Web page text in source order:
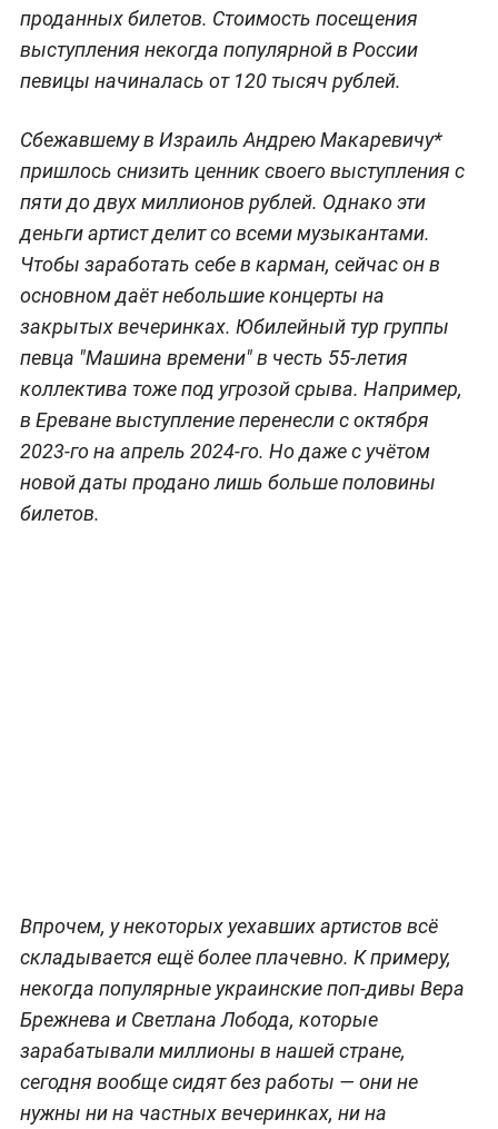
проданных билетов. Стоимость посещения
выступления некогда популярной в России
певицы начиналась от 120 тысяч рублей.
Сбежавшему в Израиль Андрею Макаревичу*
пришлось снизить ценник своего выступления с
пяти до двух миллионов рублей. Однако эти
деньги артист делит со всеми музыкантами.
Чтобы заработать себе в карман, сейчас он в
основном даёт небольшие концерты на
закрытых вечеринках. Юбилейный тур группы
певца "Машина времени" в честь 55-летия
коллектива тоже под угрозой срыва. Например,
в Ереване выступление перенесли с октября
2023-го на апрель 2024-го. Но даже с учётом
новой даты продано лишь больше половины
билетов.
Впрочем, у некоторых уехавших артистов всё
складывается ещё более плачевно. К примеру,
некогда популярные украинские поп-дивы Вера
Брежнева и Светлана Лобода, которые
зарабатывали миллионы в нашей стране,
сегодня вообще сидят без работы — они не
нужны ни на частных вечеринках, ни на